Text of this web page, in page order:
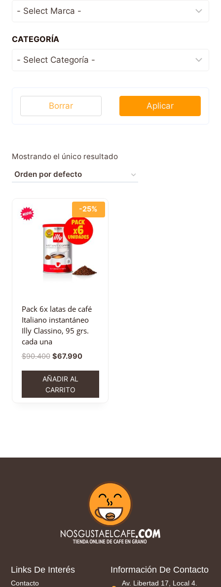
Mostrando el único resultado
-25%
Pack 6x latas de café
Italiano instantáneo
Illy Classino, 95 grs.
cada una
$90.400 $67.990
AÑADIR AL
CARRITO
CATEGORÍA
Aplicar
Borrar
Links De Interés
Contacto
Información De Contacto
Av. Libertad 17, Local 4.